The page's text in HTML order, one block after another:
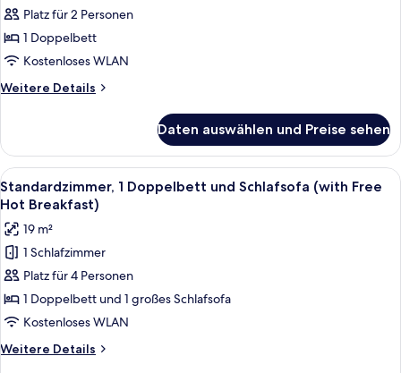
Doppelbett,
barrierefrei
(with
Free
Hot
anzeigen
Platz für 2 Personen
1 Doppelbett
Kostenloses WLAN
Weitere Details
Weitere
1
Doppelbett,
barrierefrei
(with
Hot
Breakfast)
Daten auswählen und Preise sehen
Alle
Fotos
für
Standardzimmer,
1 Doppelbett
und
Schlafsofa
(with
Free
Hot
Ein Hotelzimmer mit zwei Betten,
7
Standardzimmer, 1 Doppelbett und Schlafsofa (with Free
Hot Breakfast)
19 m²
1 Schlafzimmer
Platz für 4 Personen
1 Doppelbett und 1 großes Schlafsofa
Kostenloses WLAN
Weitere Details
Weitere